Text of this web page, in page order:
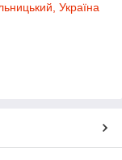
Україна